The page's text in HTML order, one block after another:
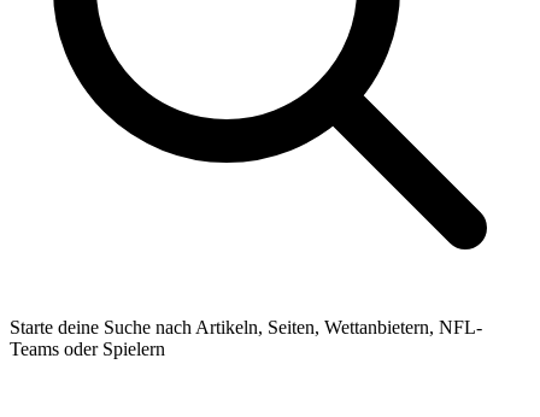
Starte deine Suche nach Artikeln, Seiten, Wettanbietern, NFL-
Teams oder Spielern